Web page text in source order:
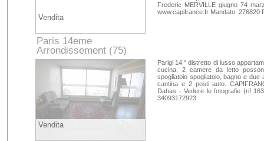
Vendita
Paris 14eme
Arrondissement (75)
Paris
Frederic MERVILLE giugno 74
www.capifrance.fr Mandato: 276820
Vendita
Parigi 14 ° distretto di lusso
cucina, 2 camere da letto
spogliatoio spogliatoio, bagno e
cantina e 2 posti auto.
Dahas - Vedere le fotografie (rif
34093172923